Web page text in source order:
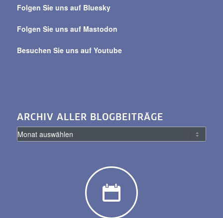
Folgen Sie uns auf Bluesky
Folgen Sie uns auf Mastodon
Besuchen Sie uns auf Youtube
ARCHIV ALLER BLOGBEITRÄGE